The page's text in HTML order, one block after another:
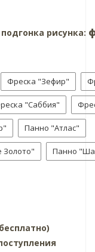
рисунка:
Фреска "Зефир"
"Саббия"
Панно "Атлас"
Золото" Панно